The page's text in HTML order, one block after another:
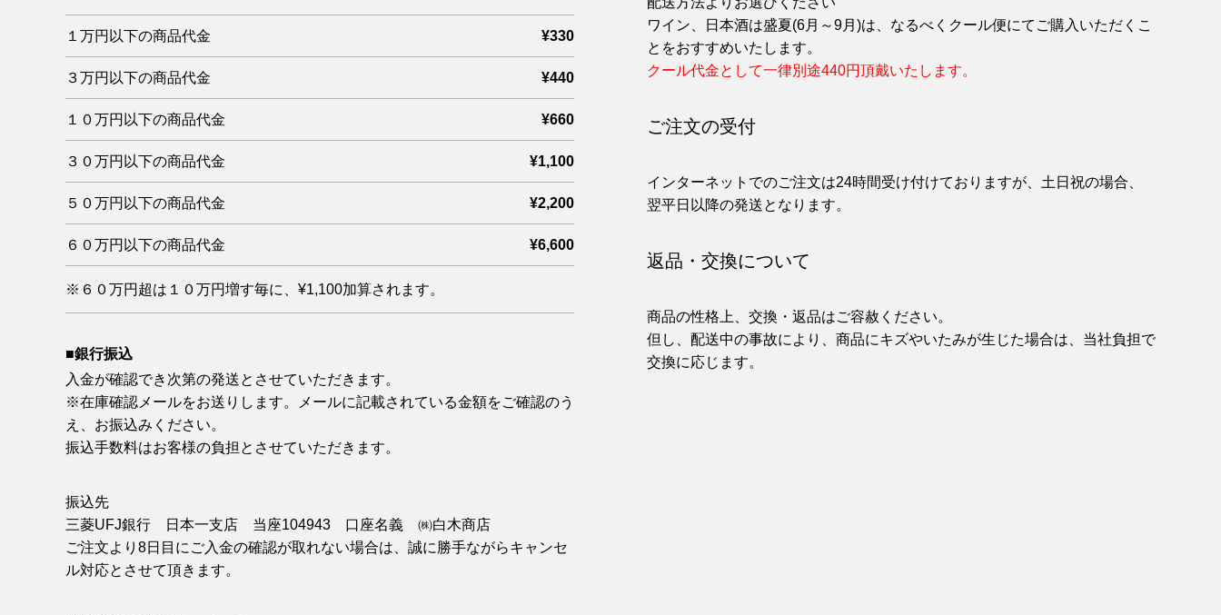
１万円以下の商品代金 ¥330
３万円以下の商品代金 ¥440
１０万円以下の商品代金 ¥660
３０万円以下の商品代金 ¥1,100
５０万円以下の商品代金 ¥2,200
６０万円以下の商品代金 ¥6,600
※６０万円超は１０万円増す毎に、¥1,100加算されます。
■銀行振込
入金が確認でき次第の発送とさせていただきます。
※在庫確認メールをお送りします。メールに記載されている金額をご確認のう
え、お振込みください。
振込手数料はお客様の負担とさせていただきます。
振込先
三菱UFJ銀行 日本一支店 当座104943 口座名義 ㈱白木商店
ご注文より8日目にご入金の確認が取れない場合は、誠に勝手ながらキャンセ
ル対応とさせて頂きます。
ワイン、日本酒は盛夏(6月～9月)は、なるべくクール便にてご購入いただくこ
とをおすすめいたします。
クール代金として一律別途440円頂戴いたします。
ご注文の受付
インターネットでのご注文は24時間受け付けておりますが、土日祝の場合、
翌平日以降の発送となります。
返品・交換について
商品の性格上、交換・返品はご容赦ください。
但し、配送中の事故により、商品にキズやいたみが生じた場合は、当社負担で
交換に応じます。